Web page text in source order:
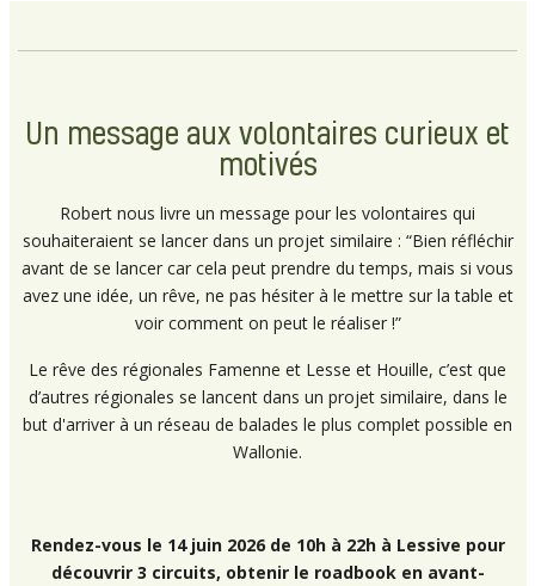
Un message aux volontaires curieux et
motivés
Robert nous livre un message pour les volontaires qui
souhaiteraient se lancer dans un projet similaire : “Bien réfléchir
avant de se lancer car cela peut prendre du temps, mais si vous
avez une idée, un rêve, ne pas hésiter à le mettre sur la table et
voir comment on peut le réaliser !”
Le rêve des régionales Famenne et Lesse et Houille, c’est que
d’autres régionales se lancent dans un projet similaire, dans le
but d'arriver à un réseau de balades le plus complet possible en
Wallonie.
Rendez-vous le 14 juin 2026 de 10h à 22h à Lessive pour
découvrir 3 circuits, obtenir le roadbook en avant-